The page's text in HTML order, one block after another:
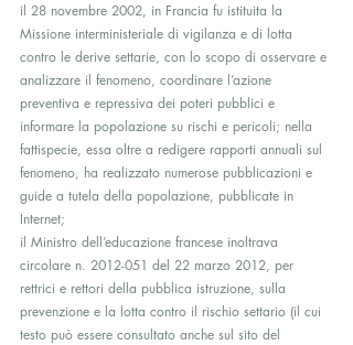
il 28 novembre 2002, in Francia fu istituita la
Missione interministeriale di vigilanza e di lotta
contro le derive settarie, con lo scopo di osservare e
analizzare il fenomeno, coordinare l’azione
preventiva e repressiva dei poteri pubblici e
informare la popolazione su rischi e pericoli; nella
fattispecie, essa oltre a redigere rapporti annuali sul
fenomeno, ha realizzato numerose pubblicazioni e
guide a tutela della popolazione, pubblicate in
Internet;
il Ministro dell’educazione francese inoltrava
circolare n. 2012-051 del 22 marzo 2012, per
rettrici e rettori della pubblica istruzione, sulla
prevenzione e la lotta contro il rischio settario (il cui
testo può essere consultato anche sul sito del